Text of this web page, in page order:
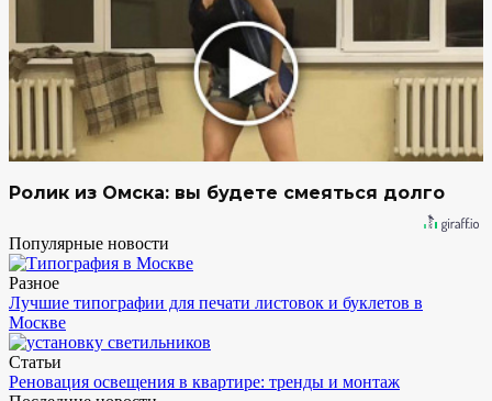
Ролик из Омска: вы будете смеяться долго
Популярные новости
Разное
Лучшие типографии для печати листовок и буклетов в
Москве
Статьи
Реновация освещения в квартире: тренды и монтаж